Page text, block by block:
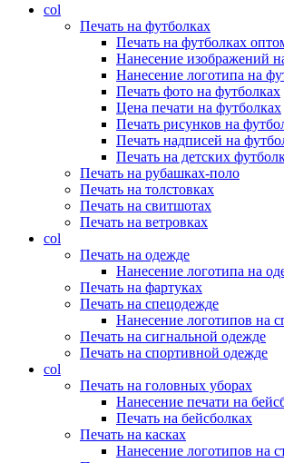
col
Печать на футболках
Печать на футболках
Нанесение изображений
Нанесение логотипа на
Печать фото на футболках
Цена печати на футболках
Печать рисунков на
Печать надписей на
Печать на детских
Печать на рубашках-поло
Печать на толстовках
Печать на свитшотах
Печать на ветровках
col
Печать на одежде
Нанесение логотипа на
Печать на фартуках
Печать на спецодежде
Нанесение логотипов на
Печать на сигнальной одежде
Печать на спортивной одежде
col
Печать на головных уборах
Нанесение печати на
Печать на бейсболках
Печать на касках
Нанесение логотипов на